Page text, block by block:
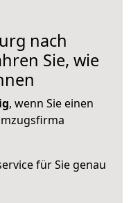
nach
Sie, wie
, wenn Sie einen
für Sie genau